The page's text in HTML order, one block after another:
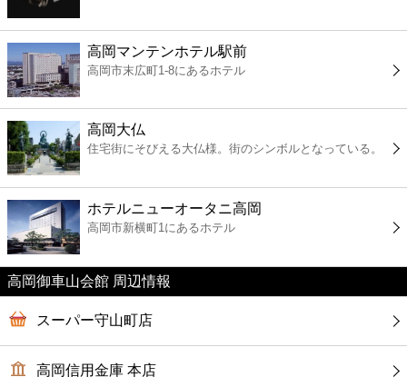
レジャー
書店
ファミレス
カフェ
ショッピング
銀行
高岡マンテンホテル駅前
高岡市末広町1-8にあるホテル
高岡大仏
住宅街にそびえる大仏様。街のシンボルとなっている。
ホテルニューオータニ高岡
高岡市新横町1にあるホテル
高岡御車山会館 周辺情報
スーパー守山町店
高岡信用金庫 本店